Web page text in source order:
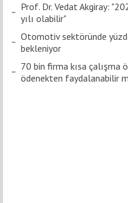
Prof. Dr. Vedat Akgiray:
yılı olabilir"
Otomotiv sektöründe
bekleniyor
70 bin firma kısa çalışma
ödenekten faydalanabilir